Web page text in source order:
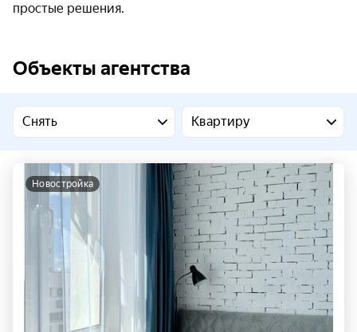
простые решения.
Объекты агентства
Снять Квартиру
новостройка